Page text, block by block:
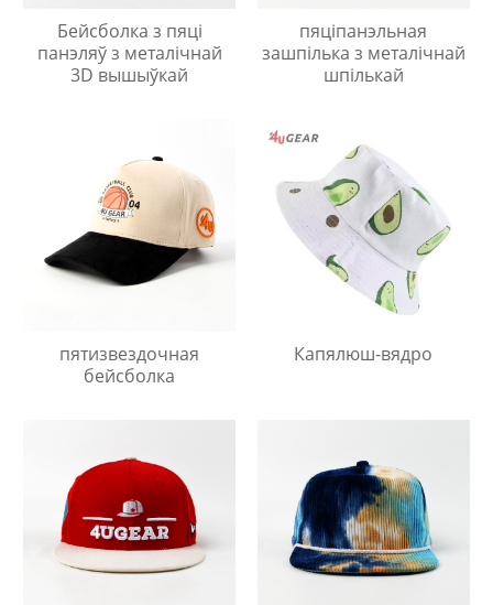
Бейсболка з пяці
панэляў з металічнай
3D вышыўкай
пяціпанэльная
зашпілька з металічнай
шпількай
пятизвездочная
бейсболка
Капялюш-вядро